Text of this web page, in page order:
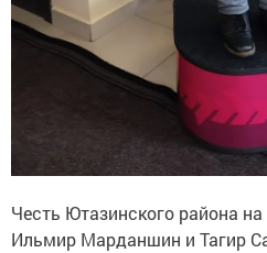
Честь Ютазинского района
Ильмир Марданшин и Тагир